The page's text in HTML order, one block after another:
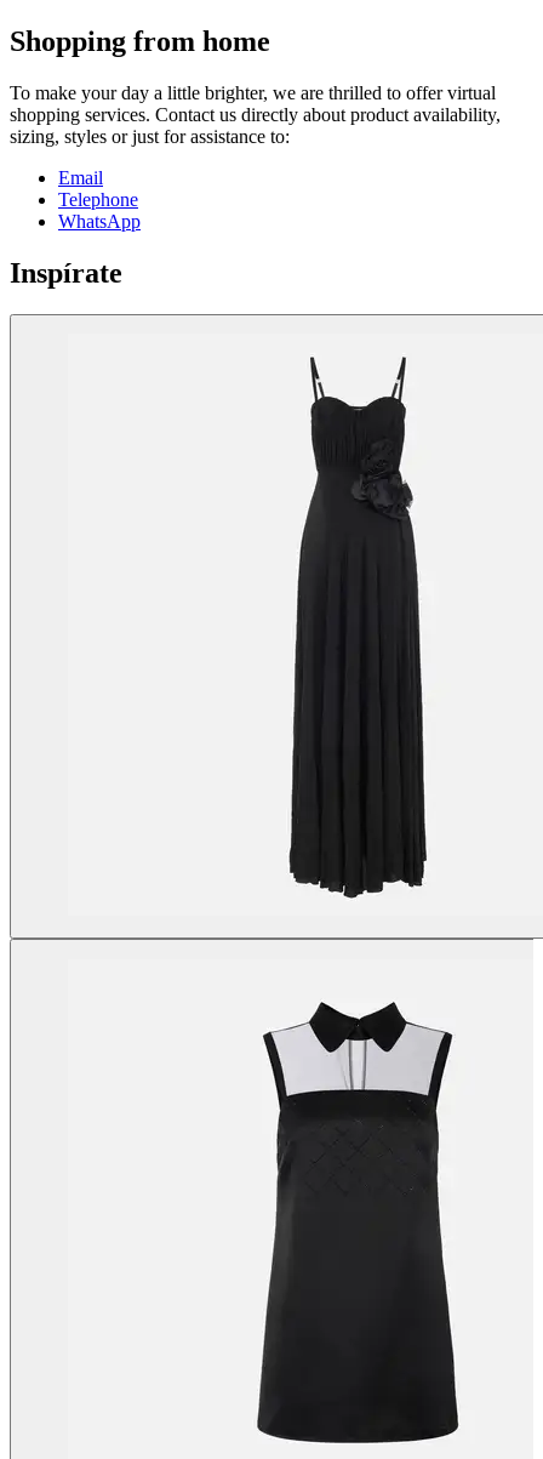
Shopping from home
To make your day a little brighter, we are thrilled to offer virtual
shopping services. Contact us directly about product availability,
sizing, styles or just for assistance to:
Email
Telephone
WhatsApp
Inspírate